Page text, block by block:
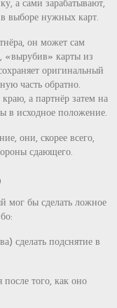
а сами зарабатывают,
выборе нужных карт.
он может сам
«вырубив» карты из
оригинальный
часть обратно.
а партнёр затем на
в исходное положение.
они, скорее всего,
сдающего.
мог бы сделать ложное
сделать подснятие в
после того, как оно